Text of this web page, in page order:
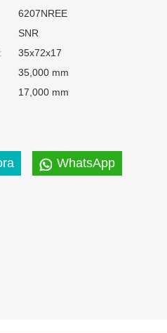
6207NREE
SNR
35x72x17
35,000 mm
17,000 mm
WhatsApp